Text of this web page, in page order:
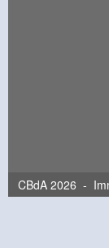
CBdA 2026 -